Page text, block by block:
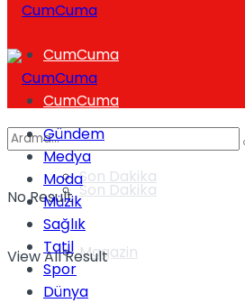
CumCuma
Son Dakika
CumCuma
Son Dakika
Magazin
No Result
View All Result
Gündem
Medya
Moda
Müzik
Sağlık
Tatil
Spor
Dünya